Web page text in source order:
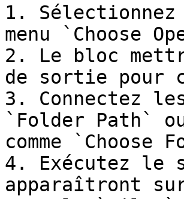
1.
menu `Choose
2. Le bloc
de sortie pour
3. Connectez
`Folder Path`
comme
4. Exécutez le
apparaîtront